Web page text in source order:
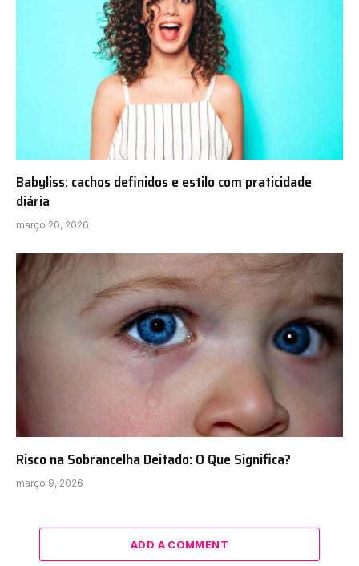
Babyliss: cachos definidos e estilo com praticidade
diária
março 20, 2026
Risco na Sobrancelha Deitado: O Que Significa?
março 9, 2026
ADD A COMMENT